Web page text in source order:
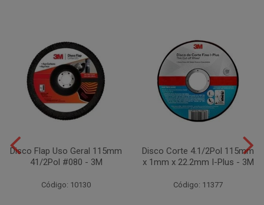
Disco Flap Uso Geral 115mm
41/2Pol #080 - 3M
Código: 10130
Disco Corte 4.1/2Pol 115mm
x 1mm x 22.2mm I-Plus - 3M
Código: 11377